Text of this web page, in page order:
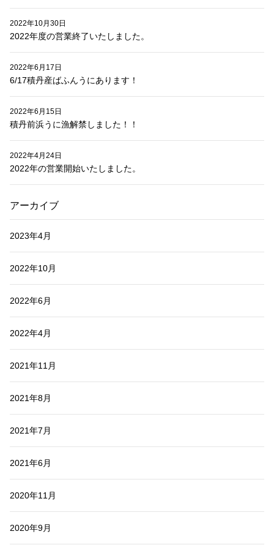
2022年度の営業終了いたしました。
2022年10月30日
6/17積丹産ばふんうにあります！
2022年6月17日
積丹前浜うに漁解禁しました！！
2022年6月15日
2022年の営業開始いたしました。
2022年4月24日
アーカイブ
2023年4月
2022年10月
2022年6月
2022年4月
2021年11月
2021年8月
2021年7月
2021年6月
2020年11月
2020年9月